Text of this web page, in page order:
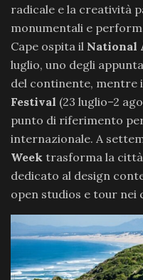
radicale e la creatività
monumentali e
Cape ospita il National
luglio, uno degli
del continente, mentre
Festival (23 luglio–2
punto di riferimento
internazionale. A
Week trasforma la
dedicato al design
open studios e tour nei